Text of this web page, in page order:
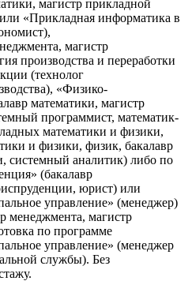
магистр прикладной
«Прикладная информатика в
магистр
производства и переработки
(технолог
«Физико-
математики, магистр
программист, математик-
математики и физики,
и физики, физик, бакалавр
системный аналитик) либо по
(бакалавр
юрист) или
управление» (менеджер)
менеджмента, магистр
по программе
управление» (менеджер
службы). Без